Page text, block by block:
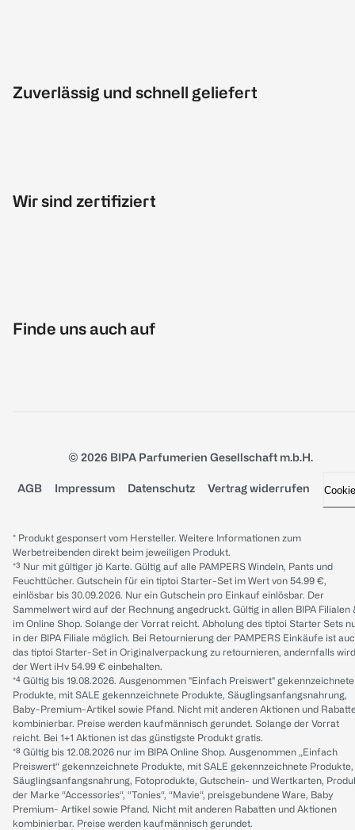
Zuverlässig und schnell geliefert
Wir sind zertifiziert
Finde uns auch auf
© 2026 BIPA Parfumerien Gesellschaft m.b.H.
AGB Impressum Datenschutz Vertrag widerrufen
* Produkt gesponsert vom Hersteller. Weitere Informationen zum
Werbetreibenden direkt beim jeweiligen Produkt.
*³ Nur mit gültiger jö Karte. Gültig auf alle PAMPERS Windeln, Pants und
Feuchttücher. Gutschein für ein tiptoi Starter-Set im Wert von 54.99 €,
einlösbar bis 30.09.2026. Nur ein Gutschein pro Einkauf einlösbar. Der
Sammelwert wird auf der Rechnung angedruckt. Gültig in allen BIPA Filialen
im Online Shop. Solange der Vorrat reicht. Abholung des tiptoi Starter Sets
in der BIPA Filiale möglich. Bei Retournierung der PAMPERS Einkäufe ist
das tiptoi Starter-Set in Originalverpackung zu retournieren, andernfalls wird
der Wert iHv 54.99 € einbehalten.
*⁴ Gültig bis 19.08.2026. Ausgenommen "Einfach Preiswert" gekennzeichnete
Produkte, mit SALE gekennzeichnete Produkte, Säuglingsanfangsnahrung,
Baby-Premium-Artikel sowie Pfand. Nicht mit anderen Aktionen und
kombinierbar. Preise werden kaufmännisch gerundet. Solange der Vorrat
reicht. Bei 1+1 Aktionen ist das günstigste Produkt gratis.
*⁸ Gültig bis 12.08.2026 nur im BIPA Online Shop. Ausgenommen „Einfach
Preiswert“ gekennzeichnete Produkte, mit SALE gekennzeichnete Produkte,
Säuglingsanfangsnahrung, Fotoprodukte, Gutschein- und Wertkarten,
der Marke “Accessories“, “Tonies“, “Mavie“, preisgebundene Ware, Baby
Premium- Artikel sowie Pfand. Nicht mit anderen Rabatten und Aktionen
kombinierbar. Preise werden kaufmännisch gerundet.